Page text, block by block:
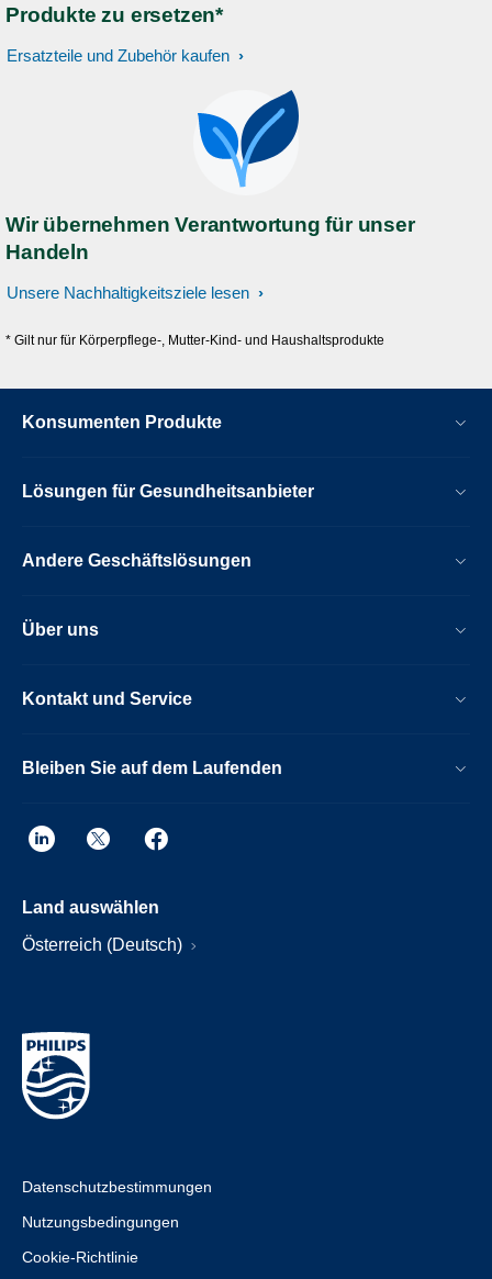
Produkte zu ersetzen*
Ersatzteile und Zubehör kaufen
Wir übernehmen Verantwortung für unser
Handeln
Unsere Nachhaltigkeitsziele lesen
* Gilt nur für Körperpflege-, Mutter-Kind- und Haushaltsprodukte
Konsumenten Produkte
Lösungen für Gesundheitsanbieter
Andere Geschäftslösungen
Über uns
Kontakt und Service
Bleiben Sie auf dem Laufenden
Land auswählen
Österreich (Deutsch)
Datenschutzbestimmungen
Nutzungsbedingungen
Cookie-Richtlinie